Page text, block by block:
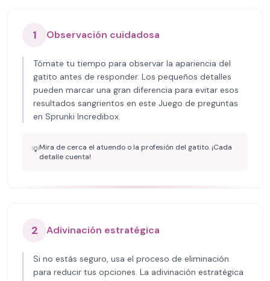
1 Observación cuidadosa
Tómate tu tiempo para observar la apariencia del
gatito antes de responder. Los pequeños detalles
pueden marcar una gran diferencia para evitar esos
resultados sangrientos en este Juego de preguntas
en Sprunki Incredibox.
💡Mira de cerca el atuendo o la profesión del gatito. ¡Cada
detalle cuenta!
2 Adivinación estratégica
Si no estás seguro, usa el proceso de eliminación
para reducir tus opciones. La adivinación estratégica